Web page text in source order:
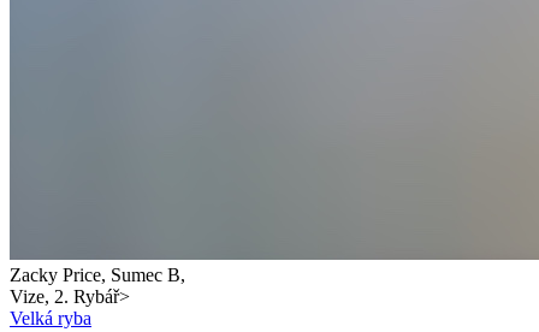
Zacky Price, Sumec B,
Vize, 2. Rybář>
Velká ryba